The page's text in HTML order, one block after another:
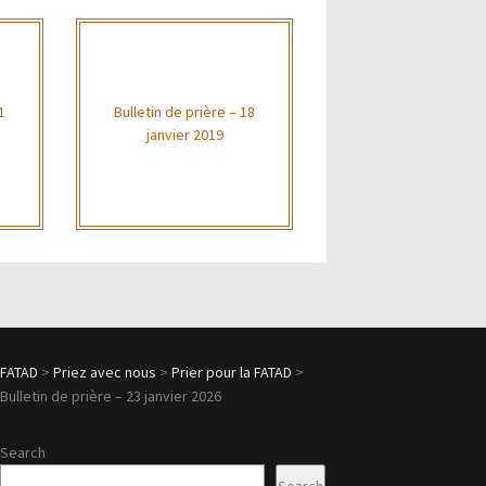
Bulletin de prière – 18
janvier 2019
FATAD >Priez avec nous >Prier pour la FATAD >
Bulletin de prière – 23 janvier 2026
Search